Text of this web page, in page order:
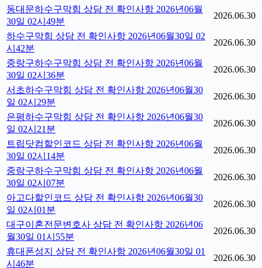
동대문하수구막힘 상담 전 확인사항 2026년06월
30일 02시49분
2026.06.30
하수구막힘 상담 전 확인사항 2026년06월30일 02
시42분
2026.06.30
중랑구하수구막힘 상담 전 확인사항 2026년06월
30일 02시36분
2026.06.30
서초하수구막힘 상담 전 확인사항 2026년06월30
일 02시29분
2026.06.30
은평하수구막힘 상담 전 확인사항 2026년06월30
일 02시21분
2026.06.30
트립닷컴할인코드 상담 전 확인사항 2026년06월
30일 02시14분
2026.06.30
중랑구하수구막힘 상담 전 확인사항 2026년06월
30일 02시07분
2026.06.30
아고다할인코드 상담 전 확인사항 2026년06월30
일 02시01분
2026.06.30
대구이혼전문변호사 상담 전 확인사항 2026년06
월30일 01시55분
2026.06.30
휴대폰성지 상담 전 확인사항 2026년06월30일 01
시46분
2026.06.30